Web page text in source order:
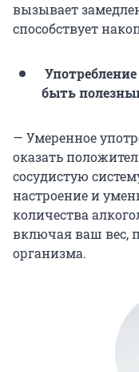
вызывает
способствует
быть
— Умеренное
оказать
сосудистую
настроение и
количества
включая ваш вес,
организма.